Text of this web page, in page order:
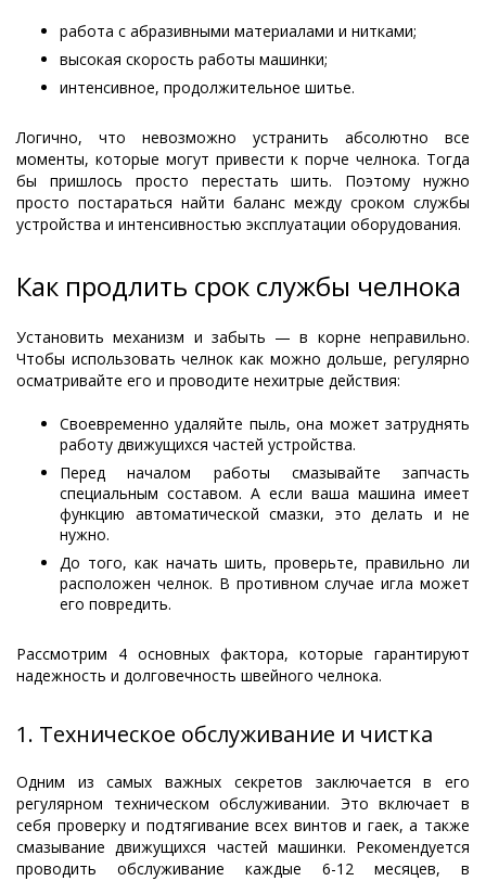
работа с абразивными материалами и нитками;
высокая скорость работы машинки;
интенсивное, продолжительное шитье.
Логично, что невозможно устранить абсолютно все
моменты, которые могут привести к порче челнока. Тогда
бы пришлось просто перестать шить. Поэтому нужно
просто постараться найти баланс между сроком службы
устройства и интенсивностью эксплуатации оборудования.
Как продлить срок службы челнока
Установить механизм и забыть — в корне неправильно.
Чтобы использовать челнок как можно дольше, регулярно
осматривайте его и проводите нехитрые действия:
Своевременно удаляйте пыль, она может затруднять
работу движущихся частей устройства.
Перед началом работы смазывайте запчасть
специальным составом. А если ваша машина имеет
функцию автоматической смазки, это делать и не
нужно.
До того, как начать шить, проверьте, правильно ли
расположен челнок. В противном случае игла может
его повредить.
Рассмотрим 4 основных фактора, которые гарантируют
надежность и долговечность швейного челнока.
1. Техническое обслуживание и чистка
Одним из самых важных секретов заключается в его
регулярном техническом обслуживании. Это включает в
себя проверку и подтягивание всех винтов и гаек, а также
смазывание движущихся частей машинки. Рекомендуется
проводить обслуживание каждые 6-12 месяцев, в